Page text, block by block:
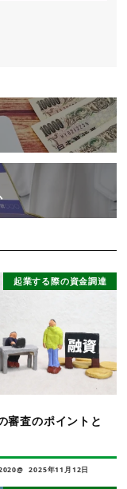
起業する際の資金調達
審査のポイントと
2025年11月12日